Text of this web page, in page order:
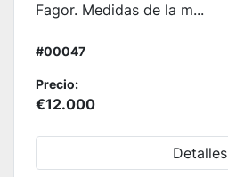
Fagor. Medidas de la m...
#00047
Precio:
€12.000
Detalles